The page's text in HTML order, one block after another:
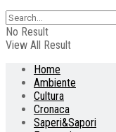
No Result
View All Result
Home
Ambiente
Cultura
Cronaca
Saperi&Sapori